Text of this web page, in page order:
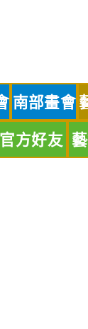
南部畫會
官方好友